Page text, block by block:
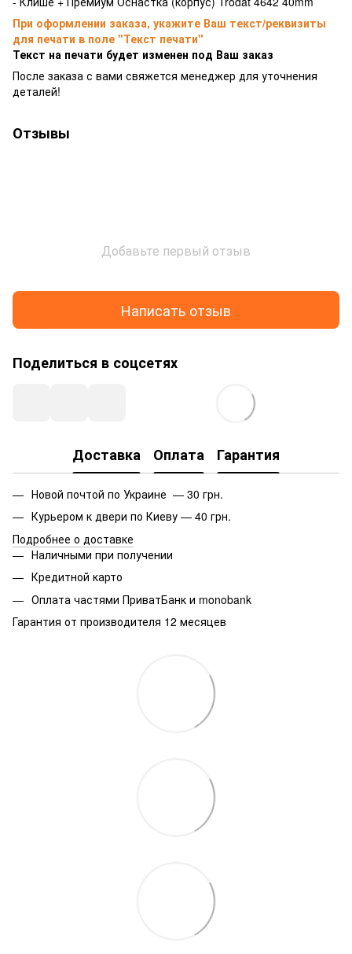
При оформлении заказа, укажите Ваш текст/реквизиты
для печати в поле "Текст печати"
Текст на печати будет изменен под Ваш заказ
После заказа с вами свяжется менеджер для уточнения
деталей!
Отзывы
Добавьте первый отзыв
Написать отзыв
Поделиться в соцсетях
Доставка Оплата Гарантия
Новой почтой по Украине — 30 грн.
Курьером к двери по Киеву — 40 грн.
Подробнее о доставке
Наличными при получении
Кредитной карто
Оплата частями ПриватБанк и monobank
Гарантия от производителя 12 месяцев